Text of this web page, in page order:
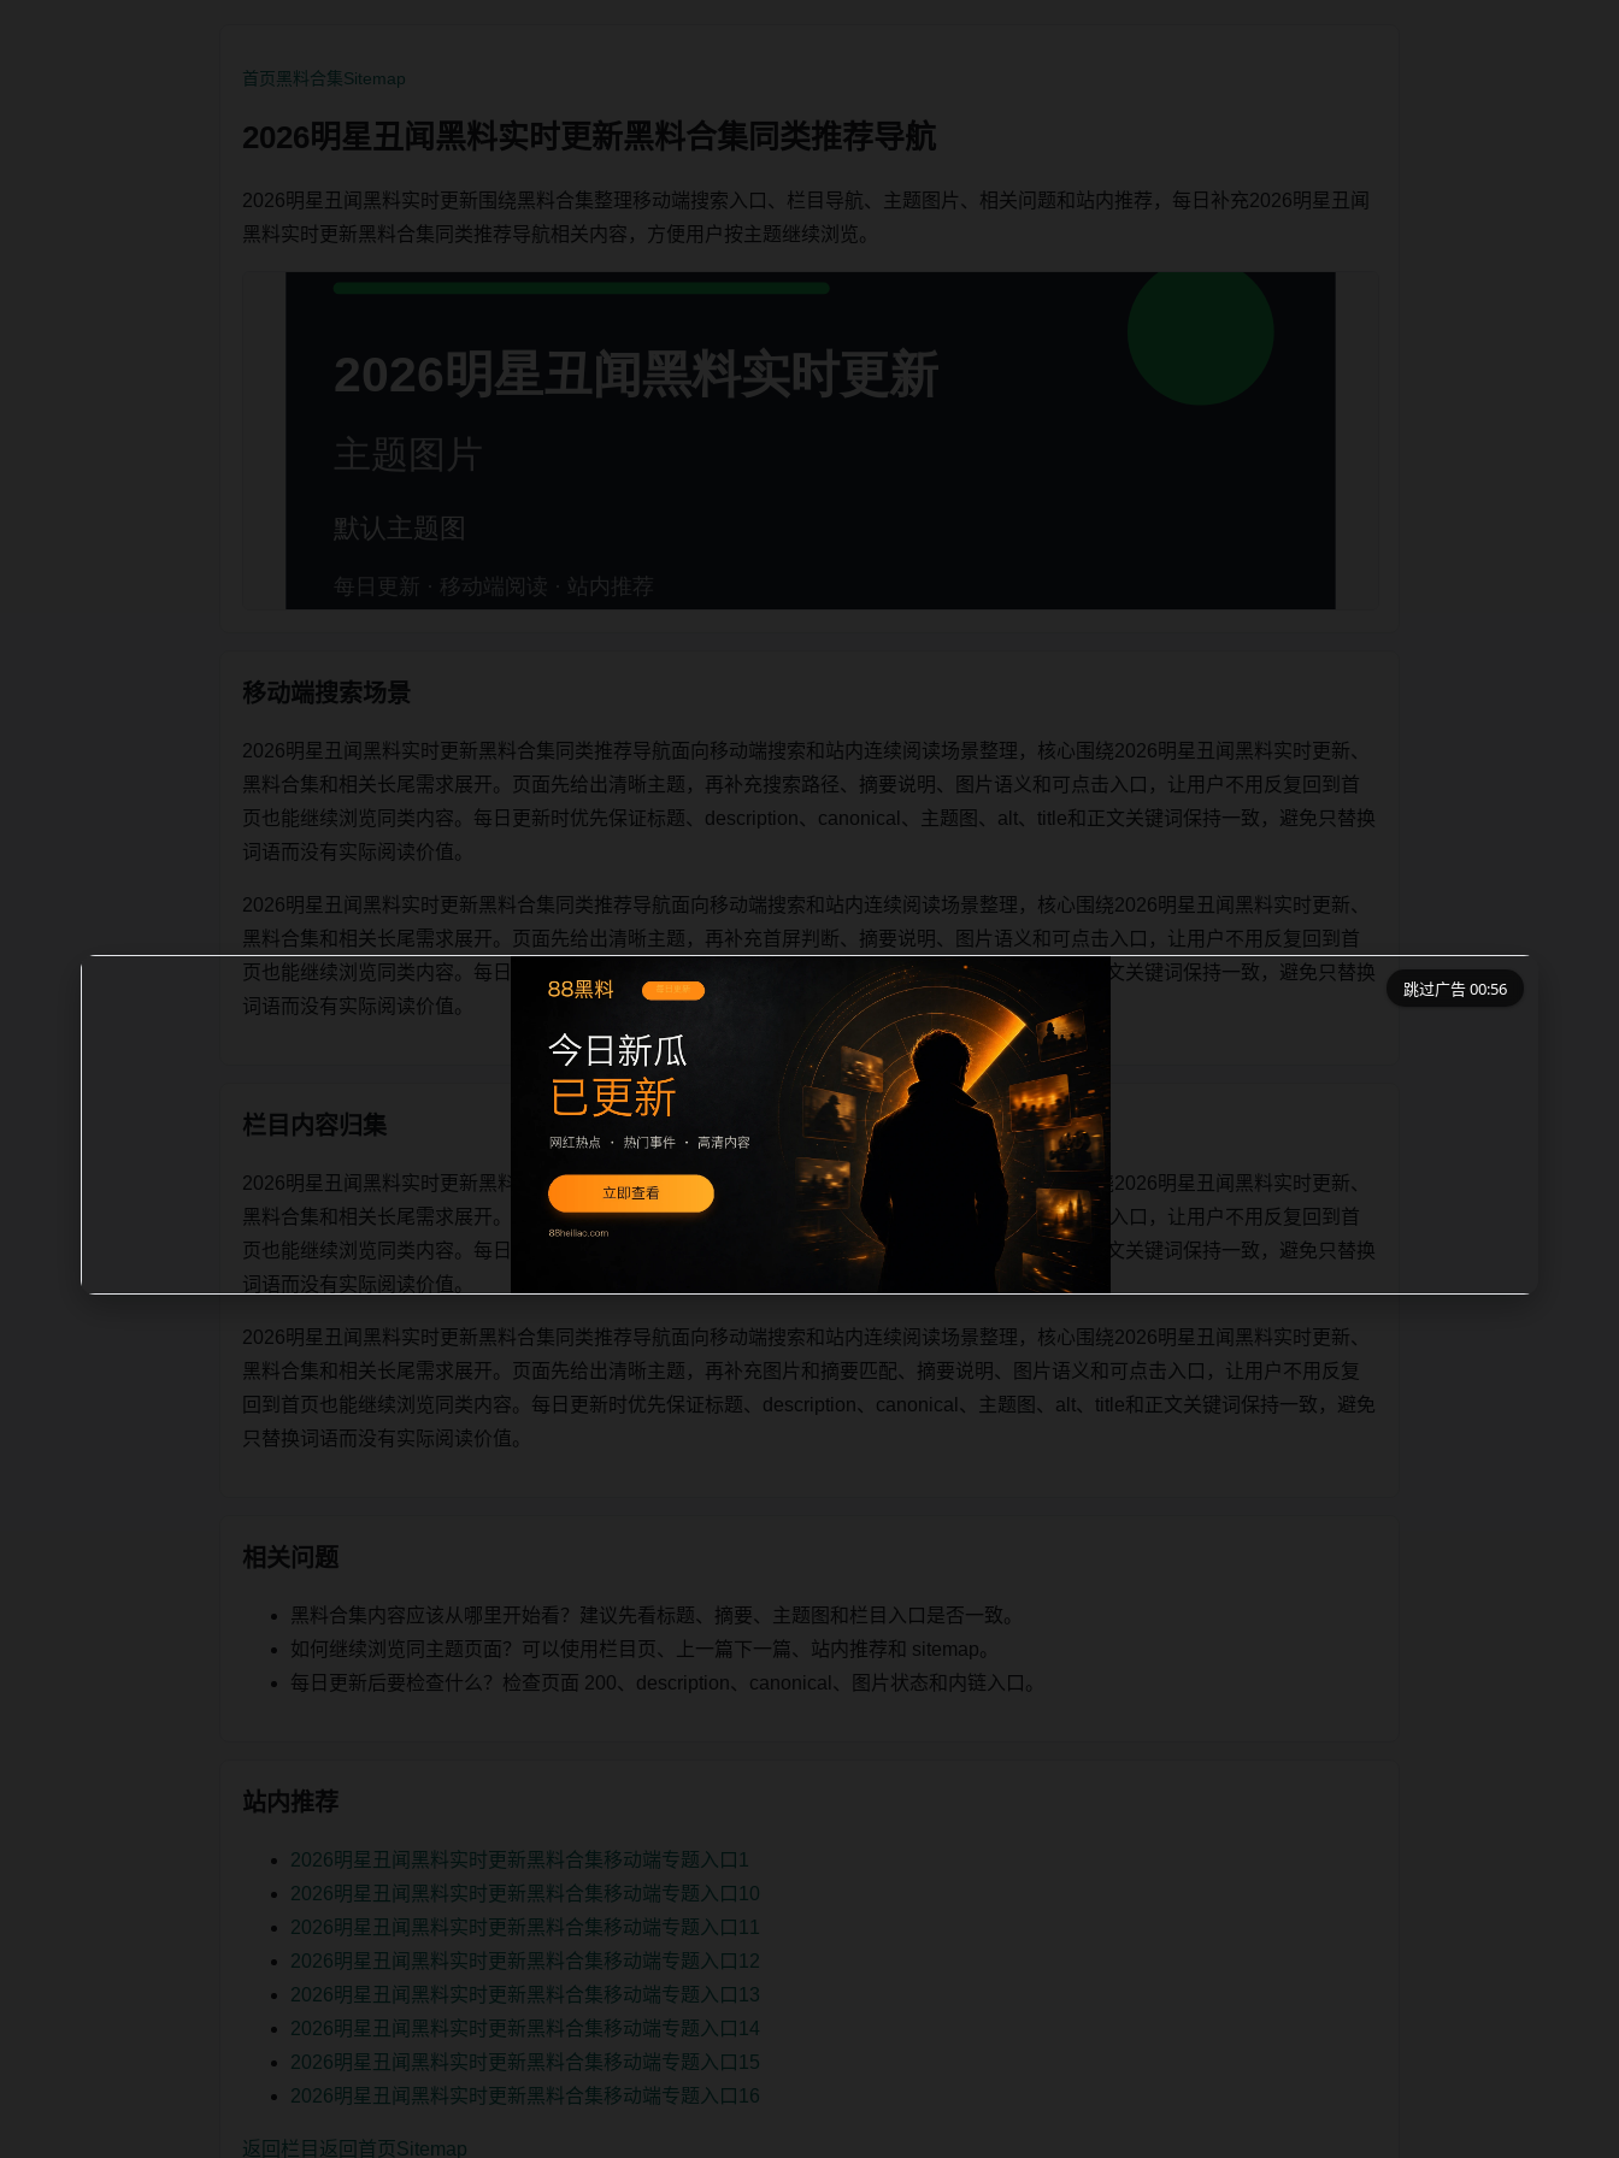
首页黑料合集Sitemap
2026明星丑闻黑料实时更新黑料合集同类推荐导航
2026明星丑闻黑料实时更新围绕黑料合集整理移动端搜索入口、栏目导航、主题图片、相关问题和站内推荐，每日补充2026明星丑闻
黑料实时更新黑料合集同类推荐导航相关内容，方便用户按主题继续浏览。
移动端搜索场景
2026明星丑闻黑料实时更新黑料合集同类推荐导航面向移动端搜索和站内连续阅读场景整理，核心围绕2026明星丑闻黑料实时更新、
黑料合集和相关长尾需求展开。页面先给出清晰主题，再补充搜索路径、摘要说明、图片语义和可点击入口，让用户不用反复回到首
页也能继续浏览同类内容。每日更新时优先保证标题、description、canonical、主题图、alt、title和正文关键词保持一致，避免只替换
词语而没有实际阅读价值。
2026明星丑闻黑料实时更新黑料合集同类推荐导航面向移动端搜索和站内连续阅读场景整理，核心围绕2026明星丑闻黑料实时更新、
黑料合集和相关长尾需求展开。页面先给出清晰主题，再补充首屏判断、摘要说明、图片语义和可点击入口，让用户不用反复回到首
页也能继续浏览同类内容。每日更新时优先保证标题、description、canonical、主题图、alt、title和正文关键词保持一致，避免只替换
词语而没有实际阅读价值。
栏目内容归集
2026明星丑闻黑料实时更新黑料合集同类推荐导航面向移动端搜索和站内连续阅读场景整理，核心围绕2026明星丑闻黑料实时更新、
黑料合集和相关长尾需求展开。页面先给出清晰主题，再补充栏目承接、摘要说明、图片语义和可点击入口，让用户不用反复回到首
页也能继续浏览同类内容。每日更新时优先保证标题、description、canonical、主题图、alt、title和正文关键词保持一致，避免只替换
词语而没有实际阅读价值。
2026明星丑闻黑料实时更新黑料合集同类推荐导航面向移动端搜索和站内连续阅读场景整理，核心围绕2026明星丑闻黑料实时更新、
黑料合集和相关长尾需求展开。页面先给出清晰主题，再补充图片和摘要匹配、摘要说明、图片语义和可点击入口，让用户不用反复
回到首页也能继续浏览同类内容。每日更新时优先保证标题、description、canonical、主题图、alt、title和正文关键词保持一致，避免
只替换词语而没有实际阅读价值。
相关问题
黑料合集内容应该从哪里开始看？建议先看标题、摘要、主题图和栏目入口是否一致。
如何继续浏览同主题页面？可以使用栏目页、上一篇下一篇、站内推荐和 sitemap。
每日更新后要检查什么？检查页面 200、description、canonical、图片状态和内链入口。
站内推荐
2026明星丑闻黑料实时更新黑料合集移动端专题入口1
2026明星丑闻黑料实时更新黑料合集移动端专题入口10
2026明星丑闻黑料实时更新黑料合集移动端专题入口11
2026明星丑闻黑料实时更新黑料合集移动端专题入口12
2026明星丑闻黑料实时更新黑料合集移动端专题入口13
2026明星丑闻黑料实时更新黑料合集移动端专题入口14
2026明星丑闻黑料实时更新黑料合集移动端专题入口15
2026明星丑闻黑料实时更新黑料合集移动端专题入口16
返回栏目 返回首页 Sitemap
跳过广告 00:56